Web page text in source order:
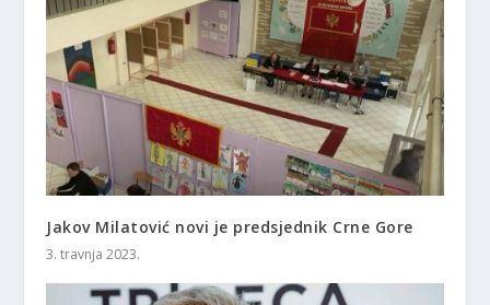
Jakov Milatović novi je predsjednik Crne Gore
3. travnja 2023.